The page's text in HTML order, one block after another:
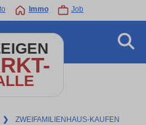
Immo Job
❯ ZWEIFAMILIENHAUS-KAUFEN